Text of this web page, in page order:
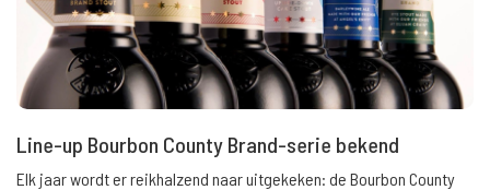
Line-up Bourbon County Brand-serie bekend
Elk jaar wordt er reikhalzend naar uitgekeken: de Bourbon County